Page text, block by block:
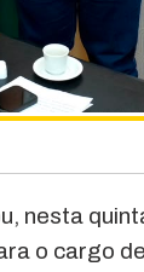
nesta
o cargo